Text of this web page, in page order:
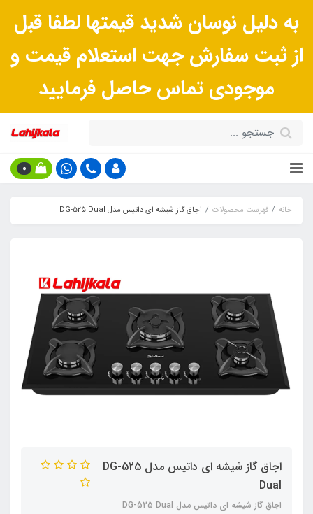
به دلیل نوسان شدید قیمتها لطفا قبل
از ثبت سفارش جهت استعلام قیمت و
موجودی تماس حاصل فرمایید
0
خانه فهرست محصولات اجاق گاز شیشه ای داتیس مدل DG-525 Dual
اجاق گاز شیشه ای داتیس مدل DG-525
Dual
اجاق گاز شیشه ای داتیس مدل DG-525 Dual